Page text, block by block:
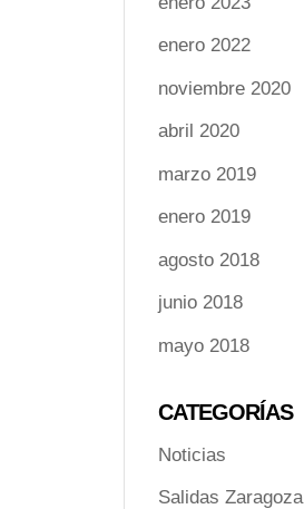
enero 2022
noviembre 2020
abril 2020
marzo 2019
enero 2019
agosto 2018
junio 2018
mayo 2018
CATEGORÍAS
Noticias
Salidas Zaragoza